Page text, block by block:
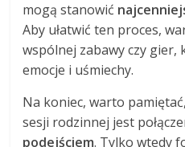
mogą stanowić
Aby ułatwić ten proces,
wspólnej zabawy czy gier,
emocje i uśmiechy.
Na koniec, warto
sesji rodzinnej jest
podejściem. Tylko wtedy